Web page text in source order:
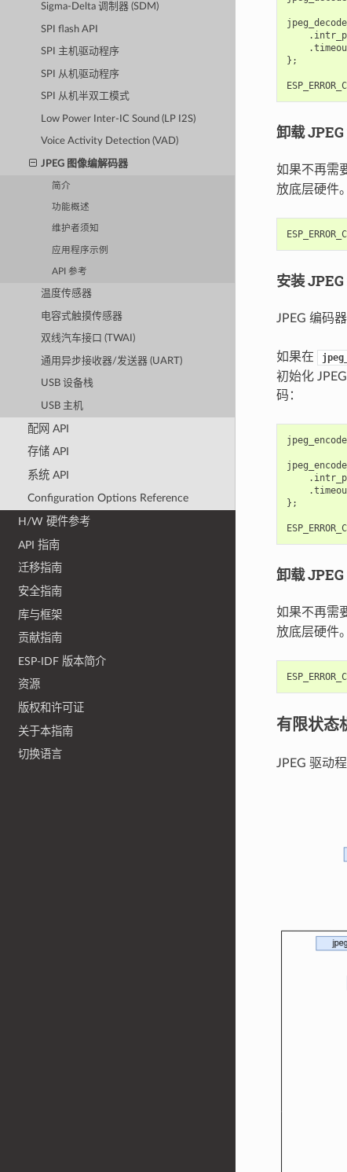
Sigma-Delta 调制器 (SDM)
SPI flash API
SPI 主机驱动程序
SPI 从机驱动程序
SPI 从机半双工模式
Low Power Inter-IC Sound (LP I2S)
Voice Activity Detection (VAD)
JPEG 图像编解码器
简介
功能概述
维护者须知
应用程序示例
API 参考
温度传感器
电容式触摸传感器
双线汽车接口 (TWAI)
通用异步接收器/发送器 (UART)
USB 设备栈
USB 主机
配网 API
存储 API
系统 API
Configuration Options Reference
H/W 硬件参考
API 指南
迁移指南
安全指南
库与框架
贡献指南
ESP-IDF 版本简介
资源
版权和许可证
关于本指南
切换语言
.
.
};
卸载
如果不再需
放底层硬件。
安装
JPEG 编码
如果在
初始化
码：
.
.
};
卸载
如果不再需
放底层硬件。
有限状态
JPEG 驱动